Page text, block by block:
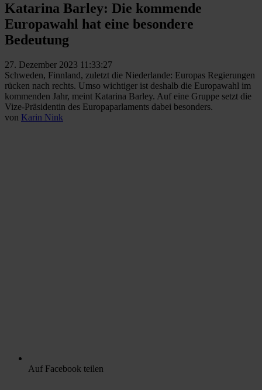
Katarina Barley: Die kommende
Europawahl hat eine besondere
Bedeutung
27. Dezember 2023 11:33:27
Schweden, Finnland, zuletzt die Niederlande: Europas Regierungen
rücken nach rechts. Umso wichtiger ist deshalb die Europawahl im
kommenden Jahr, meint Katarina Barley. Auf eine Gruppe setzt die
Vize-Präsidentin des Europaparlaments dabei besonders.
von Karin Nink
Auf Facebook teilen